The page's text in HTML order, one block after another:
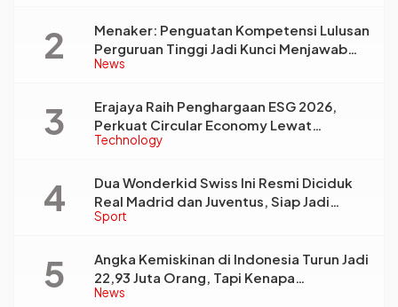
News
Menaker: Penguatan Kompetensi Lulusan
Perguruan Tinggi Jadi Kunci Menjawab
Kebutuhan Dunia Kerja
Technology
Erajaya Raih Penghargaan ESG 2026,
Perkuat Circular Economy Lewat
Pengelolaan Limbah Berkelanjutan
Sport
Dua Wonderkid Swiss Ini Resmi Diciduk
Real Madrid dan Juventus, Siap Jadi
Bintang Baru Eropa
News
Angka Kemiskinan di Indonesia Turun Jadi
22,93 Juta Orang, Tapi Kenapa
Ketimpangan Desa dan Kota Malah Makin